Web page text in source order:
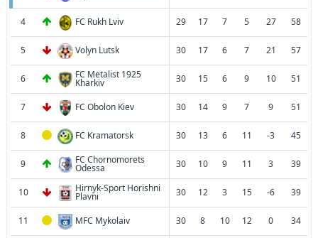
4 FC Rukh Lviv 29 17 7 5 27 58
5 Volyn Lutsk 30 17 6 7 21 57
6 FC Metalist 1925
Kharkiv 30 15 6 9 10 51
7 FC Obolon Kiev 30 14 9 7 9 51
8 FC Kramatorsk 30 13 6 11 -3 45
9 FC Chornomorets
Odessa 30 10 9 11 3 39
10 Hirnyk-Sport Horishni
Plavni 30 12 3 15 -6 39
11 MFC Mykolaiv 30 8 10 12 0 34